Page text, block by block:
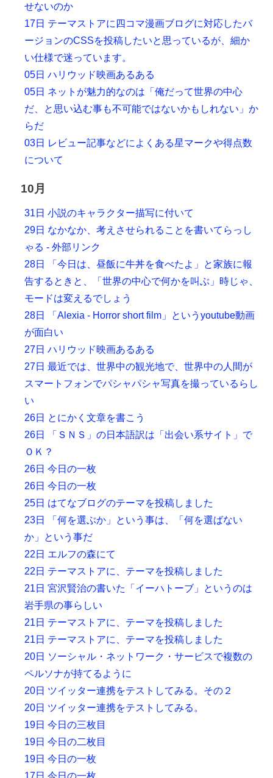
せないのか
17日 テーマストアに四コマ漫画ブログに対応したバ
ージョンのCSSを投稿したいと思っているが、細か
い仕様で迷っています。
05日 ハリウッド映画あるある
05日 ネットが魅力的なのは「俺だって世界の中心
だ、と思い込む事も不可能ではないかもしれない」か
らだ
03日 レビュー記事などによくある星マークや得点数
について
10月
31日 小説のキャラクター描写に付いて
29日 なかなか、考えさせられることを書いてらっし
ゃる - 外部リンク
28日 「今日は、昼飯に牛丼を食べたよ」と家族に報
告するときと、「世界の中心で何かを叫ぶ」時じゃ、
モードは変えるでしょう
28日 「Alexia - Horror short film」というyoutube動画
が面白い
27日 ハリウッド映画あるある
27日 最近では、世界中の観光地で、世界中の人間が
スマートフォンでパシャパシャ写真を撮っているらし
い
26日 とにかく文章を書こう
26日 「ＳＮＳ」の日本語訳は「出会い系サイト」で
ＯＫ？
26日 今日の一枚
26日 今日の一枚
25日 はてなブログのテーマを投稿しました
23日 「何を選ぶか」という事は、「何を選ばない
か」という事だ
22日 エルフの森にて
22日 テーマストアに、テーマを投稿しました
21日 宮沢賢治の書いた「イーハトーブ」というのは
岩手県の事らしい
21日 テーマストアに、テーマを投稿しました
21日 テーマストアに、テーマを投稿しました
20日 ソーシャル・ネットワーク・サービスで複数の
ペルソナが持てるように
20日 ツイッター連携をテストしてみる。その２
20日 ツイッター連携をテストしてみる。
19日 今日の三枚目
19日 今日の二枚目
19日 今日の一枚